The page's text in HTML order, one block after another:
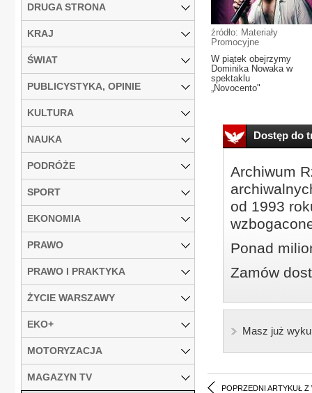
źródło: Materiały
Promocyjne
W piątek obejrzymy
Dominika Nowaka w
spektaklu
„Novocento"
Dostęp do
Archiwum
od 1993
Ponad
Zamów
Masz już
POPRZEDNI ARTYKUŁ Z
DRUGA STRONA
KRAJ
ŚWIAT
PUBLICYSTYKA, OPINIE
KULTURA
NAUKA
PODRÓŻE
SPORT
EKONOMIA
PRAWO
PRAWO I PRAKTYKA
ŻYCIE WARSZAWY
EKO+
MOTORYZACJA
MAGAZYN TV